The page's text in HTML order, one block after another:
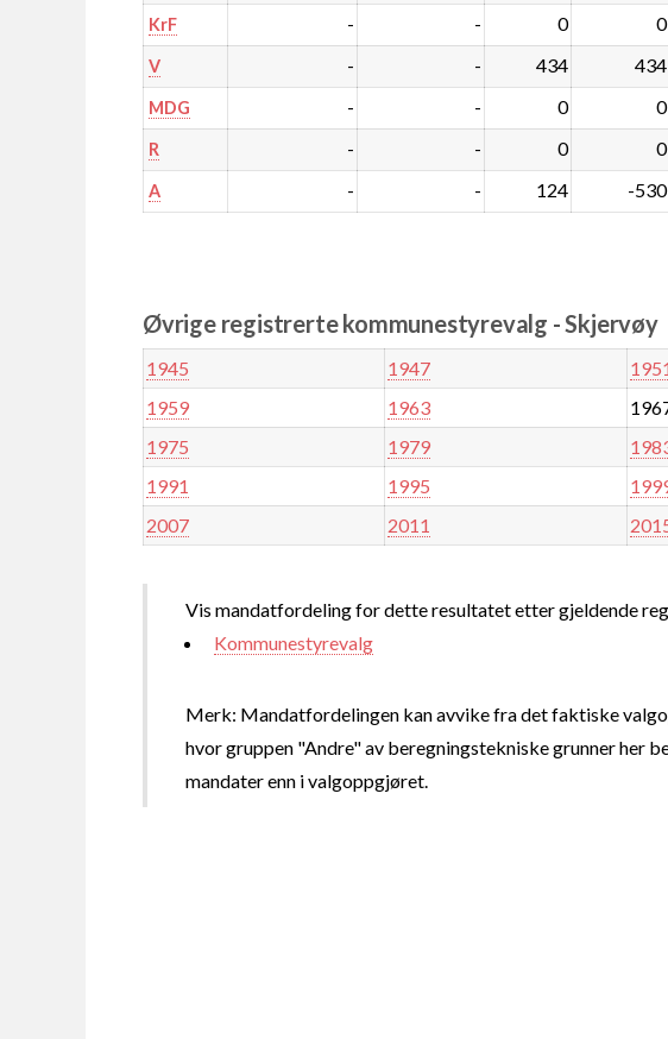
KrF - - 0 0
V - - 434 434
MDG - - 0 0
R - - 0 0
A - - 124 -530
Øvrige registrerte kommunestyrevalg - Skjervøy
1945 1947 1951
1959
1963
1975
1979
1991
1995
2007
2011
Vis mandatfordeling for dette resultatet etter gjeldende
Kommunestyrevalg
Merk: Mandatfordelingen kan avvike fra det faktiske
hvor gruppen "Andre" av beregningstekniske grunner her
mandater enn i valgoppgjøret.